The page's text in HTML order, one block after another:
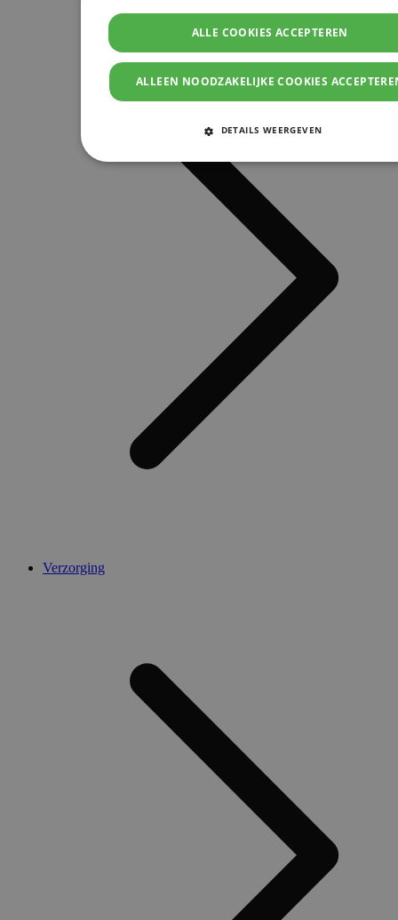
Verzorging
ALLE COOKIES ACCEPTEREN
ALLEEN NOODZAKELIJKE COOKIES
DETAILS WEERGEVEN
STRIKT NOODZAKELIJKE COOKIES
PRESTATIE COOKIES
FUNCTIONELE COOKIES
Strikt noodzakelijke cookies
Targeting cookies
Strikt noodzakelijke cookies maken de kernfunctionaliteiten
website mogelijk, zoals gebruikersaanmelding en
website kan niet goed worden gebruikt zonder de strikt
cookies.
Naam
session-
.medibib.be
Google Privacy Policy